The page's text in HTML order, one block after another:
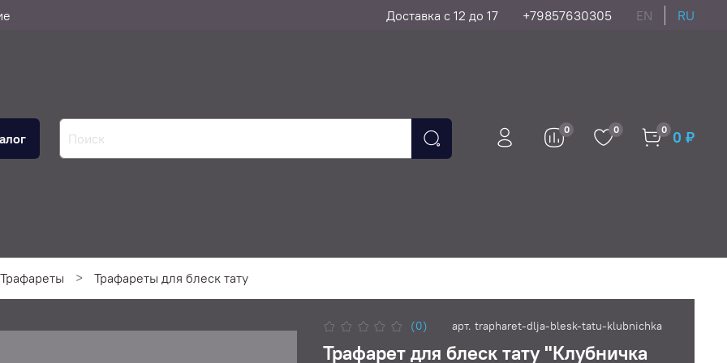
Доставка с 12 до 17 +79857630305 EN RU
0 0 0 0 ₽
Трафареты Трафареты для блеск тату
(0) арт. trapharet-dlja-blesk-tatu-klubnichka
Трафарет для блеск тату "Клубничка